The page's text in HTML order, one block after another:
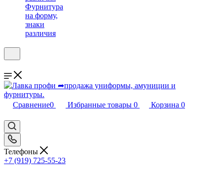
Фурнитура
на форму,
знаки
различия
Сравнение0 Избранные товары 0 Корзина 0
Телефоны
+7 (919) 725-55-23